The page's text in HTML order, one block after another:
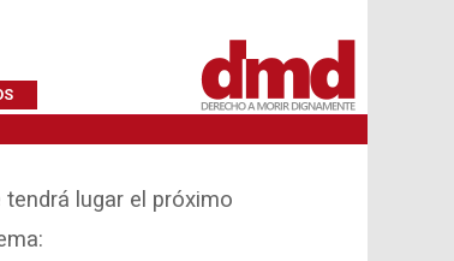
lugar el próximo